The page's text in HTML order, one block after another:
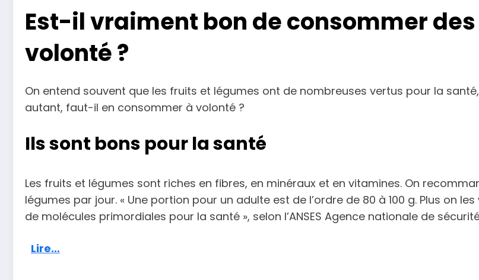
Est-il vraiment bon de consommer
volonté ?
On entend souvent que les fruits et légumes ont de nombreuses vertus pour la
autant, faut-il en consommer à volonté ?
Ils sont bons pour la santé
Les fruits et légumes sont riches en fibres, en minéraux et en vitamines. On
légumes par jour. « Une portion pour un adulte est de l’ordre de 80 à 100 g. Plus on
de molécules primordiales pour la santé », selon l’ANSES Agence nationale de
Lire…